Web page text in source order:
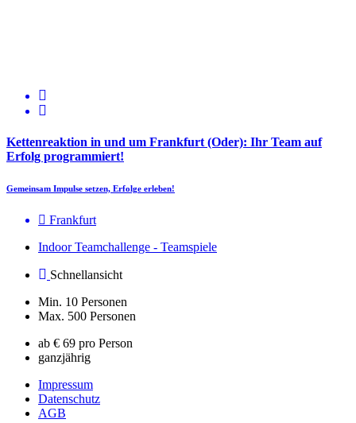
Kettenreaktion in und um Frankfurt (Oder): Ihr Team auf
Erfolg programmiert!
Gemeinsam Impulse setzen, Erfolge erleben!
Frankfurt
Indoor Teamchallenge - Teamspiele
Schnellansicht
Min. 10 Personen
Max. 500 Personen
ab € 69 pro Person
ganzjährig
Impressum
Datenschutz
AGB